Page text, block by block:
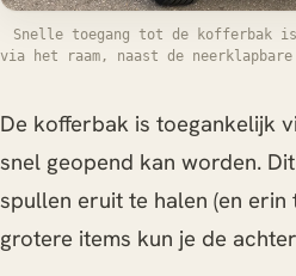
Snelle toegang tot de kofferbak
via het raam, naast de
De kofferbak is toegankelijk
snel geopend kan worden.
spullen eruit te halen (en erin
grotere items kun je de